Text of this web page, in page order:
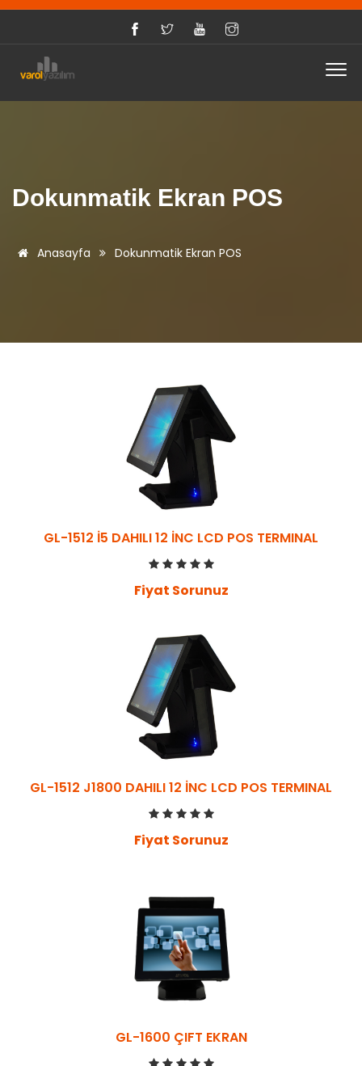
Dokunmatik Ekran POS
Anasayfa Dokunmatik Ekran POS
GL-1512 İ5 DAHILI 12 İNC LCD POS TERMINAL
Fiyat Sorunuz
GL-1512 J1800 DAHILI 12 İNC LCD POS TERMINAL
Fiyat Sorunuz
GL-1600 ÇIFT EKRAN